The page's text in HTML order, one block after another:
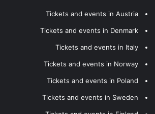
Tickets and events in Austria
Tickets and events in Denmark
Tickets and events in Italy
Tickets and events in Norway
Tickets and events in Poland
Tickets and events in Sweden